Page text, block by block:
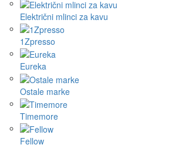
Električni mlinci za kavu
1Zpresso
Eureka
Ostale marke
Timemore
Fellow